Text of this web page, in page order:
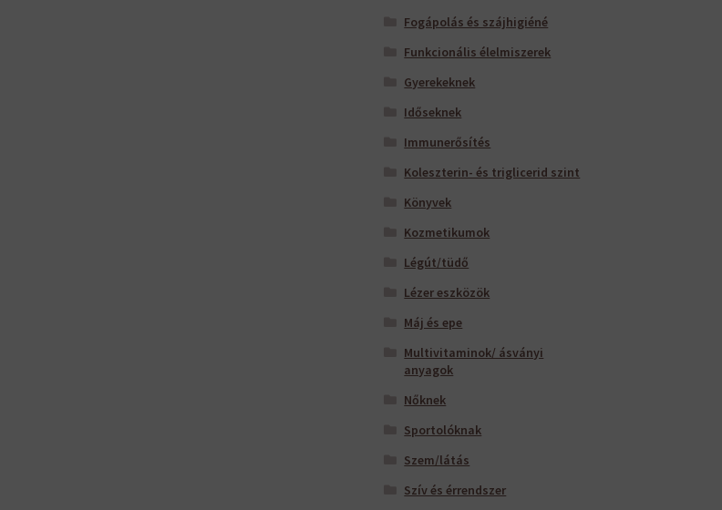
Fogápolás és szájhigiéné
Funkcionális élelmiszerek
Gyerekeknek
Időseknek
Immunerősítés
Koleszterin- és triglicerid szint
Könyvek
Kozmetikumok
Légút/tüdő
Lézer eszközök
Máj és epe
Multivitaminok/ ásványi
anyagok
Nőknek
Sportolóknak
Szem/látás
Szív és érrendszer